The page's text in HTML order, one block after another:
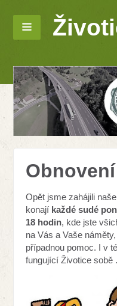
Opět jsme zahájili
konají každé sudé
18 hodin, kde jste
na Vás a Vaše
případnou pomoc. I v
fungující Životice sobě .